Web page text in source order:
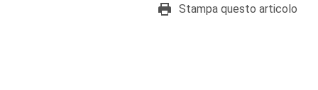
Stampa questo articolo